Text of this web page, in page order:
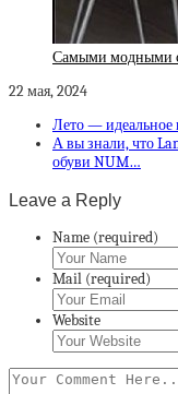
Самыми модными
22 мая, 2024
Лето — идеальное
А вы знали, что
обуви NUM…
Leave a Reply
Name (required)
Mail (required)
Website